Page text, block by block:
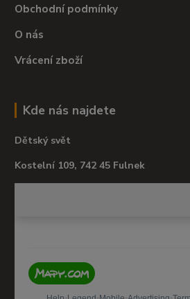
Obchodní podmínky
O nás
Vrácení zboží
Kde nás najdete
Dětský svět
Kostelní 109, 742 45 Fulnek